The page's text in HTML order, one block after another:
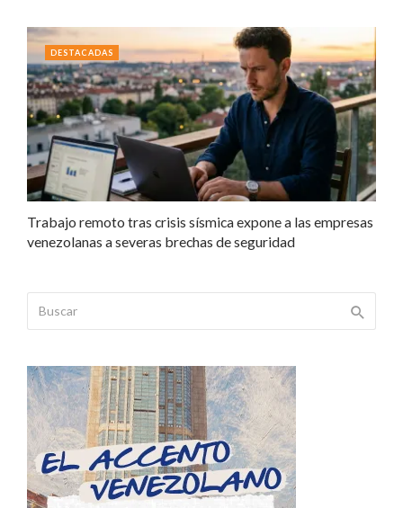
Trabajo remoto tras crisis sísmica expone a las empresas
venezolanas a severas brechas de seguridad
DESTACADAS